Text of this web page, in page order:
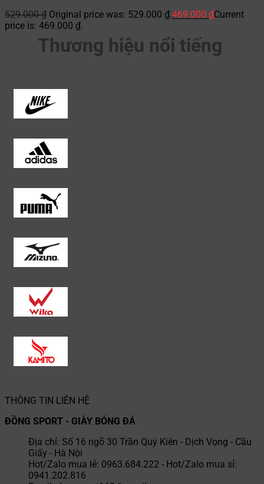
529.000₫ Original price was: 529.000 ₫.469.000 ₫Current
price is: 469.000 ₫.
Thương hiệu nổi tiếng
THÔNG TIN LIÊN HỆ
ĐỒNG SPORT - GIÀY BÓNG ĐÁ
Địa chỉ: Số 16 ngõ 30 Trần Quý Kiên - Dịch Vọng - Cầu
Giấy - Hà Nội
Hot/Zalo mua lẻ: 0963.684.222 - Hot/Zalo mua sỉ:
0941.202.816